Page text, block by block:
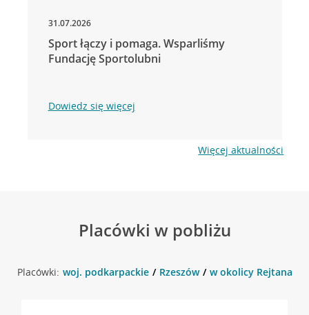
31.07.2026
Sport łączy i pomaga. Wsparliśmy
Fundację Sportolubni
Dowiedz się więcej
Więcej aktualności
Placówki w pobliżu
Placówki: woj. podkarpackie Rzeszów w okolicy Rejtana